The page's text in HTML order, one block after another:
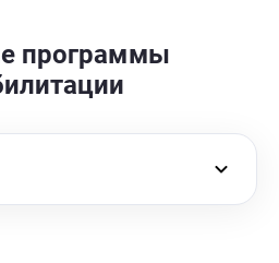
программы